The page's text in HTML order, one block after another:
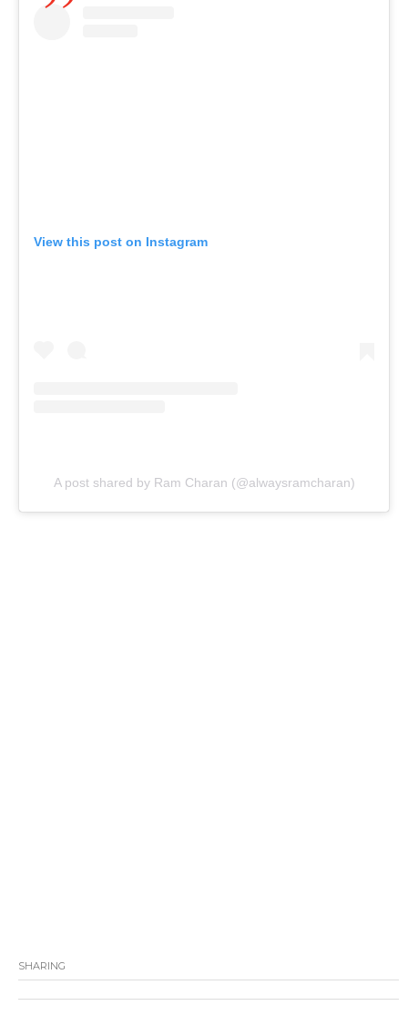
View this post on Instagram
A post shared by Ram Charan (@alwaysramcharan)
SHARING